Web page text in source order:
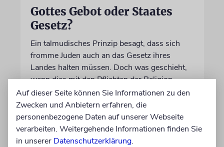
Gottes Gebot oder Staates
Gesetz?
Ein talmudisches Prinzip besagt, dass sich
fromme Juden auch an das Gesetz ihres
Landes halten müssen. Doch was geschieht,
wenn dies mit den Pflichten der Religion
kollidiert?
von Rabbiner Daniel Fabian
07.08.2026
Auf dieser Seite können Sie Informationen zu den
Zwecken und Anbietern erfahren, die
personenbezogene Daten auf unserer Webseite
verarbeiten. Weitergehende Informationen finden Sie
in unserer Datenschutzerklärung.